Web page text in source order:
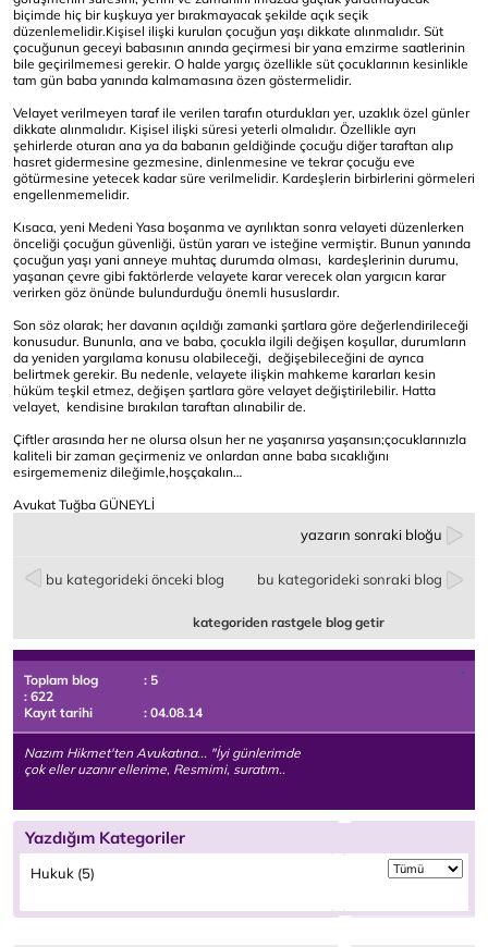
biçimde hiç bir kuşkuya yer bırakmayacak şekilde açık seçik
düzenlemelidir.Kişisel ilişki kurulan çocuğun yaşı dikkate alınmalıdır. Süt
çocuğunun geceyi babasının anında geçirmesi bir yana emzirme saatlerinin
bile geçirilmemesi gerekir. O halde yargıç özellikle süt çocuklarının kesinlikle
tam gün baba yanında kalmamasına özen göstermelidir.
Velayet verilmeyen taraf ile verilen tarafın oturdukları yer, uzaklık özel günler
dikkate alınmalıdır. Kişisel ilişki süresi yeterli olmalıdır. Özellikle ayrı
şehirlerde oturan ana ya da babanın geldiğinde çocuğu diğer taraftan alıp
hasret gidermesine gezmesine, dinlenmesine ve tekrar çocuğu eve
götürmesine yetecek kadar süre verilmelidir. Kardeşlerin birbirlerini görmeleri
engellenmemelidir.
Kısaca, yeni Medeni Yasa boşanma ve ayrılıktan sonra velayeti düzenlerken
önceliği çocuğun güvenliği, üstün yararı ve isteğine vermiştir. Bunun yanında
çocuğun yaşı yani anneye muhtaç durumda olması, kardeşlerinin durumu,
yaşanan çevre gibi faktörlerde velayete karar verecek olan yargıcın karar
verirken göz önünde bulundurduğu önemli hususlardır.
Son söz olarak; her davanın açıldığı zamanki şartlara göre değerlendirileceği
konusudur. Bununla, ana ve baba, çocukla ilgili değişen koşullar, durumların
da yeniden yargılama konusu olabileceği, değişebileceğini de ayrıca
belirtmek gerekir. Bu nedenle, velayete ilişkin mahkeme kararları kesin
hüküm teşkil etmez, değişen şartlara göre velayet değiştirilebilir. Hatta
velayet, kendisine bırakılan taraftan alınabilir de.
Çiftler arasında her ne olursa olsun her ne yaşanırsa yaşansın;çocuklarınızla
kaliteli bir zaman geçirmeniz ve onlardan anne baba sıcaklığını
esirgememeniz dileğimle,hoşçakalın…
Avukat Tuğba GÜNEYLİ
yazarın sonraki bloğu
bu kategorideki önceki blog bu kategorideki sonraki blog
kategoriden rastgele blog getir
Toplam blog
: 5
: 622
Kayıt tarihi
: 04.08.14
Nazım Hikmet'ten Avukatına... "İyi günlerimde
çok eller uzanır ellerime, Resmimi, suratım..
Yazdığım Kategoriler
Hukuk (5)